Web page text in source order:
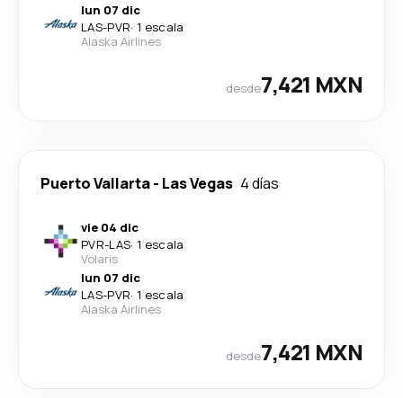
lun 07 dic
LAS-PVR· 1 escala
Alaska Airlines
desde7,421 MXN
Puerto Vallarta- Las Vegas 4 días
vie 04 dic
PVR-LAS· 1 escala
Volaris
lun 07 dic
LAS-PVR· 1 escala
Alaska Airlines
desde7,421 MXN